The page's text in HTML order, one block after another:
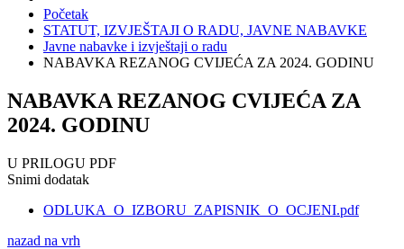
Početak
STATUT, IZVJEŠTAJI O RADU, JAVNE NABAVKE
Javne nabavke i izvještaji o radu
NABAVKA REZANOG CVIJEĆA ZA 2024. GODINU
NABAVKA REZANOG CVIJEĆA ZA
2024. GODINU
U PRILOGU PDF
Snimi dodatak
ODLUKA_O_IZBORU_ZAPISNIK_O_OCJENI.pdf
nazad na vrh